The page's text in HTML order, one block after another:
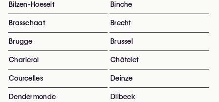
Bilzen-Hoeselt Binche
Brasschaat Brecht
Brugge Brussel
Charleroi Châtelet
Courcelles Deinze
Dendermonde Dilbeek